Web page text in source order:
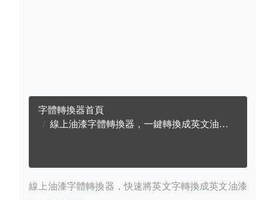
字體轉換器首頁
線上油漆字體轉換器，一鍵轉換成英文油漆字體
線上油漆字體轉換器，快速將英文字轉換成英文油漆